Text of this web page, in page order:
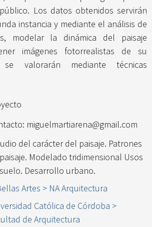
Los datos obtenidos servirán
instancia y mediante el análisis de
modelar la dinámica del paisaje
imágenes fotorrealistas de su
valorarán mediante técnicas
miguelmartiarena@gmail.com
del carácter del paisaje. Patrones
Modelado tridimensional Usos
Desarrollo urbano.
Artes > NA Arquitectura
Católica de Córdoba >
de Arquitectura